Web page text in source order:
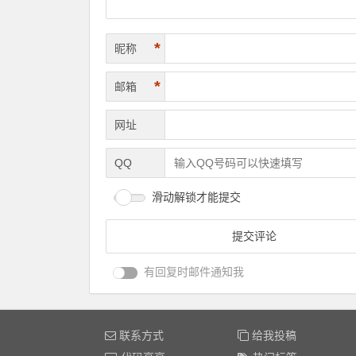
昵称 *
邮箱 *
网址
QQ
滑动解锁才能提交
有回复时邮件通知我
联系方式
给我投稿